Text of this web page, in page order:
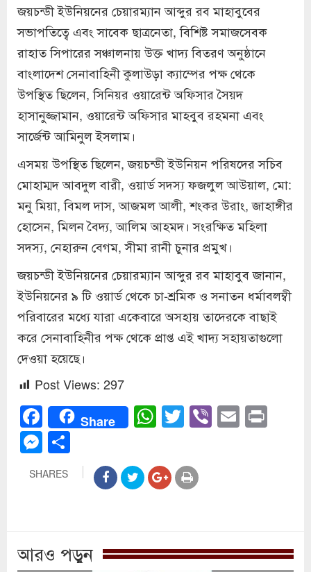
জয়চন্ডী ইউনিয়নের চেয়ারম্যান আব্দুর রব মাহাবুবের
সভাপতিত্বে এবং সাবেক ছাত্রনেতা, বিশিষ্ট সমাজসেবক
রাহাত সিপারের সঞ্চালনায় উক্ত খাদ্য বিতরণ অনুষ্ঠানে
বাংলাদেশ সেনাবাহিনী কুলাউড়া ক্যাম্পের পক্ষ থেকে
উপস্থিত ছিলেন, সিনিয়র ওয়ারেন্ট অফিসার সৈয়দ
হাসানুজ্জামান, ওয়ারেন্ট অফিসার মাহবুব রহমনা এবং
সার্জেন্ট আমিনুল ইসলাম।
এসময় উপস্থিত ছিলেন, জয়চন্ডী ইউনিয়ন পরিষদের সচিব
মোহাম্মদ আবদুল বারী, ওয়ার্ড সদস্য ফজলুল আউয়াল, মো:
মনু মিয়া, বিমল দাস, আজমল আলী, শংকর উরাং, জাহাঙ্গীর
হোসেন, মিলন বৈদ্য, আলিম আহমদ। সংরক্ষিত মহিলা
সদস্য, নেহারুন বেগম, সীমা রানী চুনার প্রমুখ।
জয়চন্ডী ইউনিয়নের চেয়ারম্যান আব্দুর রব মাহাবুব জানান,
ইউনিয়নের ৯ টি ওয়ার্ড থেকে চা-শ্রমিক ও সনাতন ধর্মাবলম্বী
পরিবারের মধ্যে যারা একেবারে অসহায় তাদেরকে বাছাই
করে সেনাবাহিনীর পক্ষ থেকে প্রাপ্ত এই খাদ্য সহায়তাগুলো
দেওয়া হয়েছে।
Post Views: 297
Facebook
Share WhatsApp
Twitter
Viber
Email
Messenger
SHARES
আরও পড়ুন